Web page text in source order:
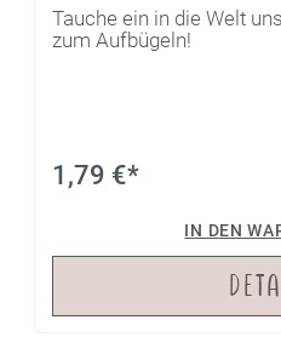
Tauche ein in die Welt
zum Aufbügeln!
1,79 €*
IN DEN